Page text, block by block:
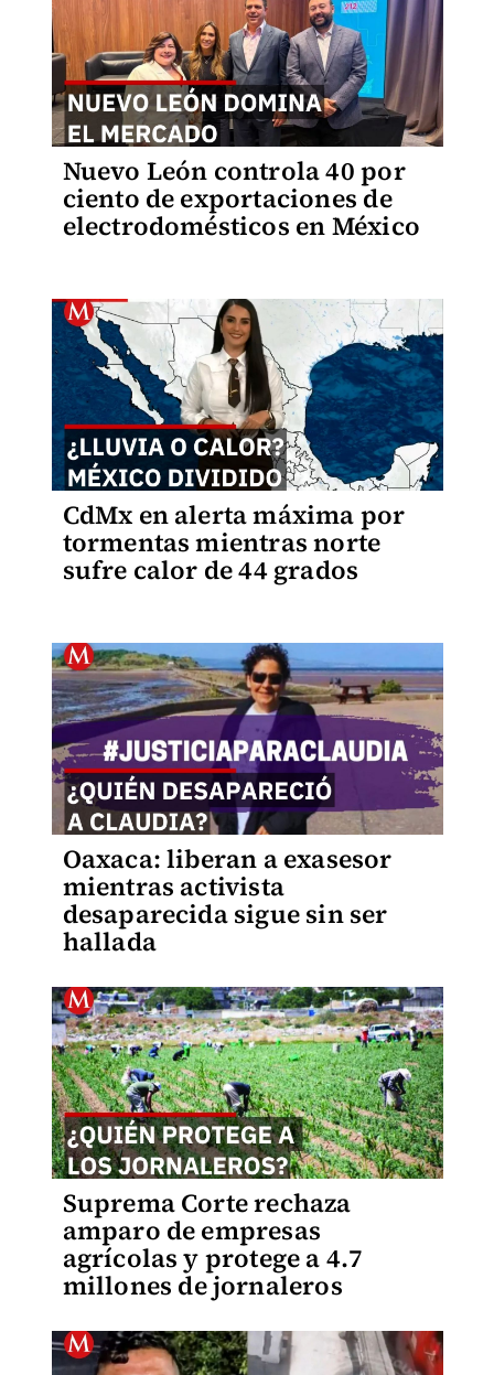
Nuevo León controla 40 por
ciento de exportaciones de
electrodomésticos en México
CdMx en alerta máxima por
tormentas mientras norte
sufre calor de 44 grados
Oaxaca: liberan a exasesor
mientras activista
desaparecida sigue sin ser
hallada
Suprema Corte rechaza
amparo de empresas
agrícolas y protege a 4.7
millones de jornaleros